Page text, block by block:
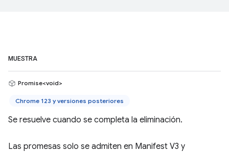
MUESTRA
Promise<void>
Chrome 123 y versiones posteriores
Se resuelve cuando se completa la eliminación.
Las promesas solo se admiten en Manifest V3 y